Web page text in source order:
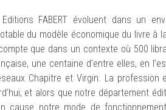
FABERT évoluent dans un
du modèle économique du livre
que dans un contexte où 500
une centaine d’entre elles, en
Chapitre et Virgin. La profession
et alors que notre département
cause notre mode de